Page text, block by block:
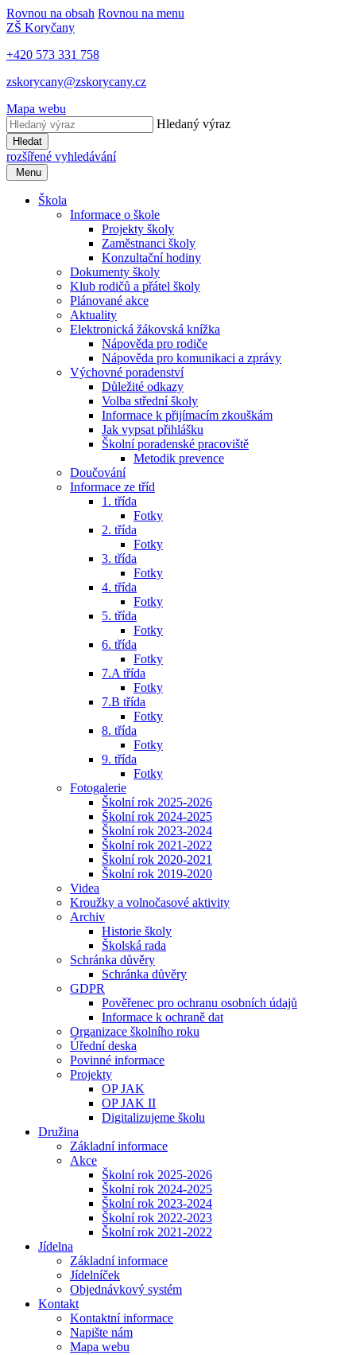
Rovnou na obsah Rovnou na menu
ZŠ Koryčany
+420 573 331 758
zskorycany@zskorycany.cz
Mapa webu
Hledaný výraz
Hledat
rozšířené vyhledávání
Menu
Škola
Informace o škole
Projekty školy
Zaměstnanci školy
Konzultační hodiny
Dokumenty školy
Klub rodičů a přátel školy
Plánované akce
Aktuality
Elektronická žákovská knížka
Nápověda pro rodiče
Nápověda pro komunikaci a zprávy
Výchovné poradenství
Důležité odkazy
Volba střední školy
Informace k přijímacím zkouškám
Jak vypsat přihlášku
Školní poradenské pracoviště
Metodik prevence
Doučování
Informace ze tříd
1. třída
Fotky
2. třída
Fotky
3. třída
Fotky
4. třída
Fotky
5. třída
Fotky
6. třída
Fotky
7.A třída
Fotky
7.B třída
Fotky
8. třída
Fotky
9. třída
Fotky
Fotogalerie
Školní rok 2025-2026
Školní rok 2024-2025
Školní rok 2023-2024
Školní rok 2021-2022
Školní rok 2020-2021
Školní rok 2019-2020
Videa
Kroužky a volnočasové aktivity
Archiv
Historie školy
Školská rada
Schránka důvěry
Schránka důvěry
GDPR
Pověřenec pro ochranu osobních údajů
Informace k ochraně dat
Organizace školního roku
Úřední deska
Povinné informace
Projekty
OP JAK
OP JAK II
Digitalizujeme školu
Družina
Základní informace
Akce
Školní rok 2025-2026
Školní rok 2024-2025
Školní rok 2023-2024
Školní rok 2022-2023
Školní rok 2021-2022
Jídelna
Základní informace
Jídelníček
Objednávkový systém
Kontakt
Kontaktní informace
Napište nám
Mapa webu